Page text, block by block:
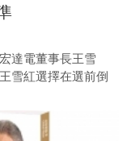
達電董事長王雪
雪紅選擇在選前倒